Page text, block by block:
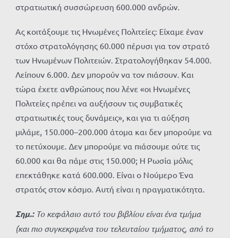
στρατιωτική συσσώρευση 600.000 ανδρών.
Ας κοιτάξουμε τις Ηνωμένες Πολιτείες: Είχαμε έναν
στόχο στρατολόγησης 60.000 πέρυσι για τον στρατό
των Ηνωμένων Πολιτειών. Στρατολογήθηκαν 54.000.
Λείπουν 6.000. Δεν μπορούν να τον πιάσουν. Και
τώρα έχετε ανθρώπους που λένε «οι Ηνωμένες
Πολιτείες πρέπει να αυξήσουν τις συμβατικές
στρατιωτικές τους δυνάμεις», και για τι αύξηση
μιλάμε, 150.000–200.000 άτομα και δεν μπορούμε να
το πετύχουμε. Δεν μπορούμε να πιάσουμε ούτε τις
60.000 και θα πάμε στις 150.000; Η Ρωσία μόλις
επεκτάθηκε κατά 600.000. Είναι ο Νούμερο Ένα
στρατός στον κόσμο. Αυτή είναι η πραγματικότητα.
Σημ.:Το κεφάλαιο αυτό του βιβλίου είναι ένα τμήμα
(και πιο συγκεκριμένα του τελευταίου τμήματος, από το